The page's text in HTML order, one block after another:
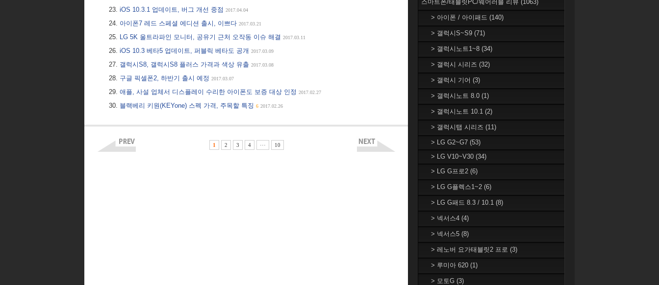
iOS 10.3.1 업데이트, 버그 개선 중점 2017.04.04
아이폰7 레드 스페셜 에디션 출시, 이쁘다 2017.03.21
LG 5K 울트라파인 모니터, 공유기 근처 오작동 이슈 해결 2017.03.11
iOS 10.3 베타5 업데이트, 퍼블릭 베타도 공개 2017.03.09
갤럭시S8, 갤럭시S8 플러스 가격과 색상 유출 2017.03.08
구글 픽셀폰2, 하반기 출시 예정 2017.03.07
애플, 사설 업체서 디스플레이 수리한 아이폰도 보증 대상 인정 2017.02.27
블랙베리 키원(KEYone) 스펙 가격, 주목할 특징 6 2017.02.26
1 2 3 4 ··· 10
스마트폰/태블릿PC/웨어러블 리뷰 (1063)
> 아이폰 / 아이패드 (140)
> 갤럭시S~S9 (71)
> 갤럭시노트1~8 (34)
> 갤럭시 시리즈 (32)
> 갤럭시 기어 (3)
> 갤럭시노트 8.0 (1)
> 갤럭시노트 10.1 (2)
> 갤럭시탭 시리즈 (11)
> LG G2~G7 (53)
> LG V10~V30 (34)
> LG G프로2 (6)
> LG G플렉스1~2 (6)
> LG G패드 8.3 / 10.1 (8)
> 넥서스4 (4)
> 넥서스5 (8)
> 레노버 요가태블릿2 프로 (3)
> 루미아 620 (1)
> 모토G (3)